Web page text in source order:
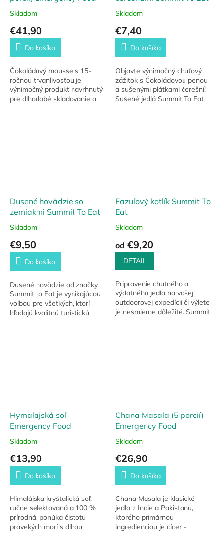
Skladom
€41,90
Do košíka
Čokoládový mousse s 15-
ročnou trvanlivosťou je
výnimočný produkt navrhnutý
pre dlhodobé skladovanie a
núdzové situácie. Táto
Skladom
€7,40
Do košíka
Objavte výnimočný chuťový
zážitok s Čokoládovou penou
a sušenými plátkami čerešní!
Sušené jedlá Summit To Eat
obsahujú prírodné suroviny
Dusené hovädzie so
zemiakmi Summit To Eat
Skladom
€9,50
Do košíka
Dusené hovädzie od značky
Summit to Eat je vynikajúcou
voľbou pre všetkých, ktorí
hľadajú kvalitnú turistickú
stravu a trvanlivé jedlo na
Fazuľový kotlík Summit To
Eat
Skladom
od €9,20
DETAIL
Pripravenie chutného a
výdatného jedla na vašej
outdoorovej expedícii či výlete
je nesmierne dôležité. Summit
to Eat prináša jedinečný
Hymalajská soľ
Emergency Food
Skladom
€13,90
Do košíka
Himalájska kryštalická soľ,
ručne selektovaná a 100 %
prírodná, ponúka čistotu
pravekých morí s dlhou
trvanlivosťou až 15 rokov.
Chana Masala (5 porcií)
Emergency Food
Skladom
€26,90
Do košíka
Chana Masala je klasické
jedlo z Indie a Pakistanu,
ktorého primárnou
ingredienciou je cícer -
strukovina s vysokým